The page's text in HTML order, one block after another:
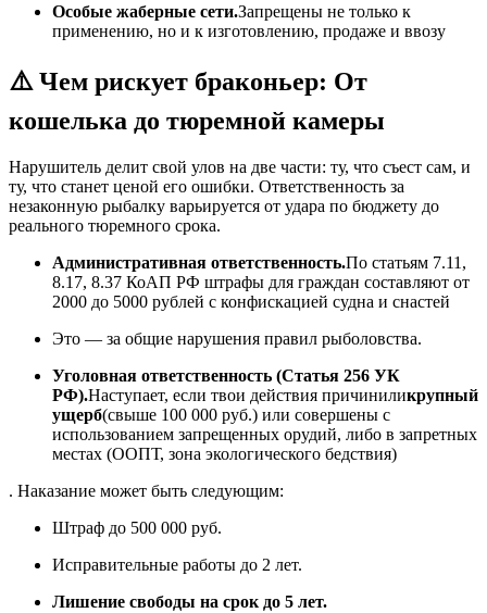
Особые жаберные сети.Запрещены не только к
применению, но и к изготовлению, продаже и ввозу
⚠️ Чем рискует браконьер: От
кошелька до тюремной камеры
Нарушитель делит свой улов на две части: ту, что съест сам, и
ту, что станет ценой его ошибки. Ответственность за
незаконную рыбалку варьируется от удара по бюджету до
реального тюремного срока.
Административная ответственность.По статьям 7.11,
8.17, 8.37 КоАП РФ штрафы для граждан составляют от
2000 до 5000 рублей с конфискацией судна и снастей
Это — за общие нарушения правил рыболовства.
Уголовная ответственность (Статья 256 УК
РФ).Наступает, если твои действия причиниликрупный
ущерб(свыше 100 000 руб.) или совершены с
использованием запрещенных орудий, либо в запретных
местах (ООПТ, зона экологического бедствия)
. Наказание может быть следующим:
Штраф до 500 000 руб.
Исправительные работы до 2 лет.
Лишение свободы на срок до 5 лет.